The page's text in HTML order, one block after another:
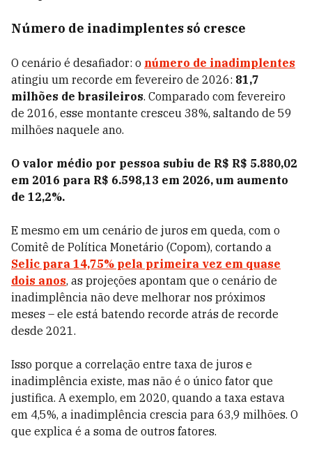
Número de inadimplentes só cresce
O cenário é desafiador: o número de inadimplentes
atingiu um recorde em fevereiro de 2026: 81,7
milhões de brasileiros. Comparado com fevereiro
de 2016, esse montante cresceu 38%, saltando de 59
milhões naquele ano.
O valor médio por pessoa subiu de R$ R$ 5.880,02
em 2016 para R$ 6.598,13 em 2026, um aumento
de 12,2%.
E mesmo em um cenário de juros em queda, com o
Comitê de Política Monetário (Copom), cortando a
Selic para 14,75% pela primeira vez em quase
dois anos, as projeções apontam que o cenário de
inadimplência não deve melhorar nos próximos
meses – ele está batendo recorde atrás de recorde
desde 2021.
Isso porque a correlação entre taxa de juros e
inadimplência existe, mas não é o único fator que
justifica. A exemplo, em 2020, quando a taxa estava
em 4,5%, a inadimplência crescia para 63,9 milhões. O
que explica é a soma de outros fatores.